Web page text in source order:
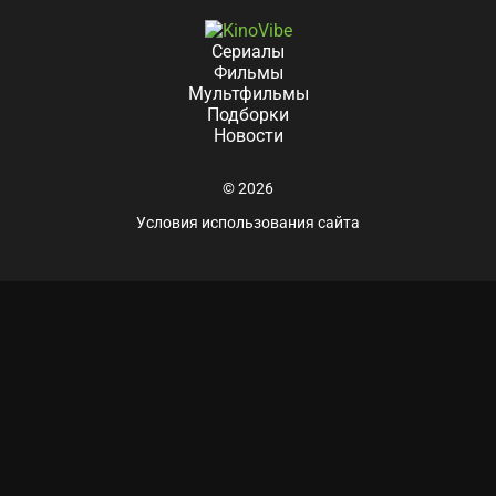
Сериалы
Фильмы
Мультфильмы
Подборки
Новости
© 2026
Условия использования сайта